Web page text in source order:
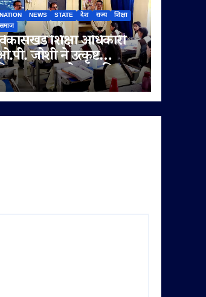
NATION NEWS STATE देश राज्य
शिक्षा
समाज
शिक्षा अधिकारी
जोशी ने उत्कृष्ट
जुन्नारदेव का किया
बोर्ड परीक्षार्थियों को
सफलता के मंत्र